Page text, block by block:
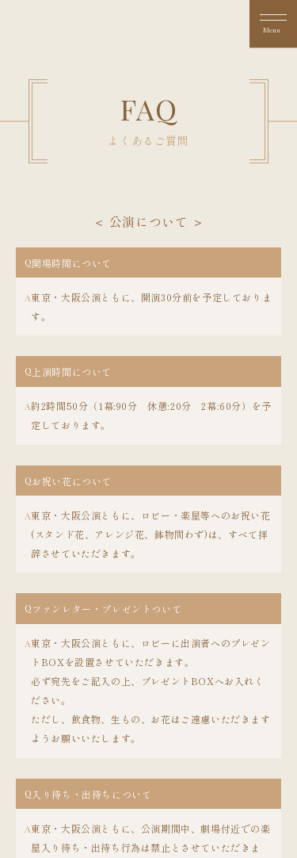
FAQ
よ く あ る ご質問
＜ 公演について ＞
Q開場時間について
A東京・大阪公演ともに、開演30分前を予定しておりま
す。
Q 上演時間について
A約2時間50分（1幕:90分 休憩:20分 2幕:60分）を予
定しております。
Qお祝い花について
A東京・大阪公演ともに、ロビー・楽屋等へのお祝い花
(スタンド花、アレンジ花、鉢物問わず)は、すべて拝
辞させていただきます。
Qファンレター・プレゼントついて
A東京・大阪公演ともに、ロビーに出演者へのプレゼン
トBOXを設置させていただきます。
必ず宛先をご記入の上、プレゼントBOXへお入れく
ださい。
ただし、飲食物、生もの、お花はご遠慮いただきます
ようお願いいたします。
Q 入り待ち・出待ちについて
A東京・大阪公演ともに、公演期間中、劇場付近での楽
屋入り待ち・出待ち行為は禁止とさせていただきま